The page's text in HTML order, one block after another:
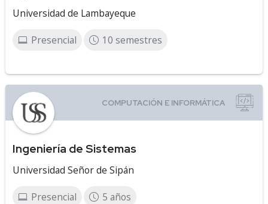
Universidad de Lambayeque
Presencial 10 semestres
Ingeniería de Sistemas
Universidad Señor de Sipán
Presencial 5 años